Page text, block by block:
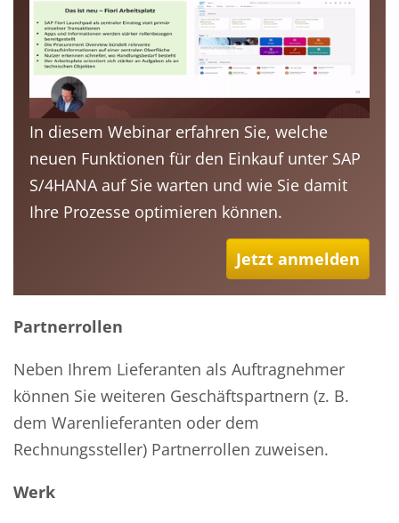
In diesem Webinar erfahren Sie, welche
neuen Funktionen für den Einkauf unter SAP
S/4HANA auf Sie warten und wie Sie damit
Ihre Prozesse optimieren können.
Jetzt anmelden
Partnerrollen
Neben Ihrem Lieferanten als Auftragnehmer
können Sie weiteren Geschäftspartnern (z. B.
dem Warenlieferanten oder dem
Rechnungssteller) Partnerrollen zuweisen.
Werk